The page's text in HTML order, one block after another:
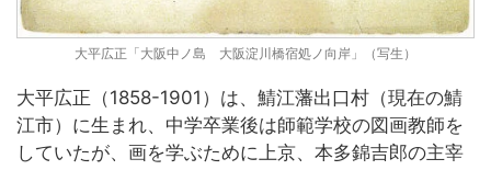
大平広正「大阪中ノ島 大阪淀川橋宿処ノ向岸」（写生）
大平広正（1858-1901）は、鯖江藩出口村（現在の鯖
江市）に生まれ、中学卒業後は師範学校の図画教師を
していたが、画を学ぶために上京、本多錦吉郎の主宰